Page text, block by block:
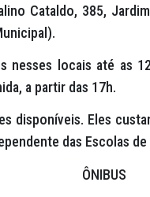
Cataldo, 385,
nesses locais até as
a partir das 17h.
disponíveis. Eles
das Escolas de
ÔNIBUS